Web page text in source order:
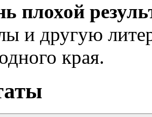
плохой
и другую
края.